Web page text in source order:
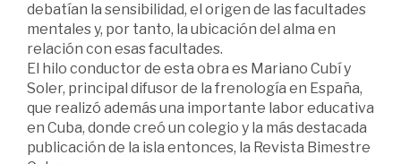
debatían la sensibilidad, el origen de las facultades
mentales y, por tanto, la ubicación del alma en
relación con esas facultades.
El hilo conductor de esta obra es Mariano Cubí y
Soler, principal difusor de la frenología en España,
que realizó además una importante labor educativa
en Cuba, donde creó un colegio y la más destacada
publicación de la isla entonces, la Revista Bimestre